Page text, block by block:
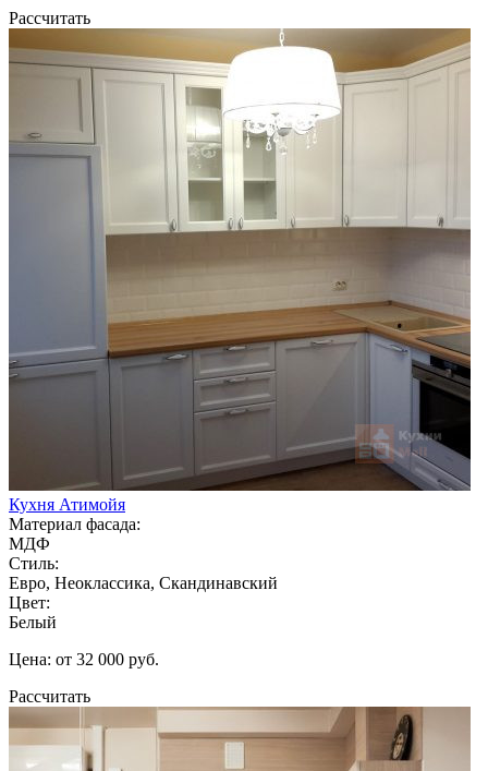
Рассчитать
Кухня Атимойя
Материал фасада:
МДФ
Стиль:
Евро, Неоклассика, Скандинавский
Цвет:
Белый
Цена: от 32 000 руб.
Рассчитать